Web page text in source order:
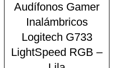
Audífonos Gamer
Inalámbricos
Logitech G733
LightSpeed RGB –